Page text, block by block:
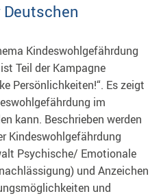
Kindeswohlgefährdung
Teil der Kampagne
Persönlichkeiten!“. Es zeigt
im
kann. Beschrieben werden
Kindeswohlgefährdung
Psychische/ Emotionale
und Anzeichen
und